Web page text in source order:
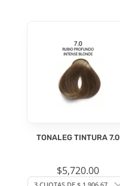
TONALEG TINTURA 7.0
$5,720.00